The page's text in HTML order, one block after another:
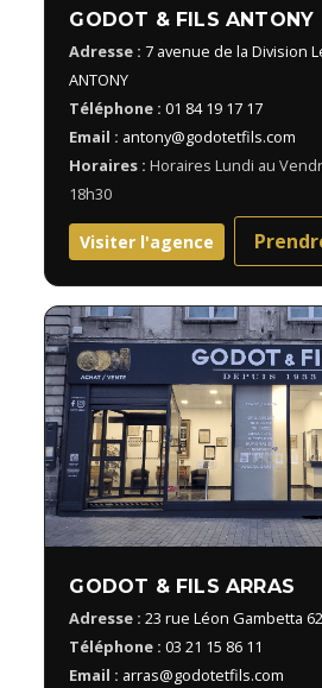
GODOT & FILS ANTONY
Adresse : 7 avenue de la Division
ANTONY
Téléphone : 01 84 19 17 17
Email : antony@godotetfils.com
Horaires : Horaires Lundi au
18h30
Visiter l'agence
GODOT & FILS ARRAS
Adresse : 23 rue Léon Gambetta
Téléphone : 03 21 15 86 11
Email : arras@godotetfils.com